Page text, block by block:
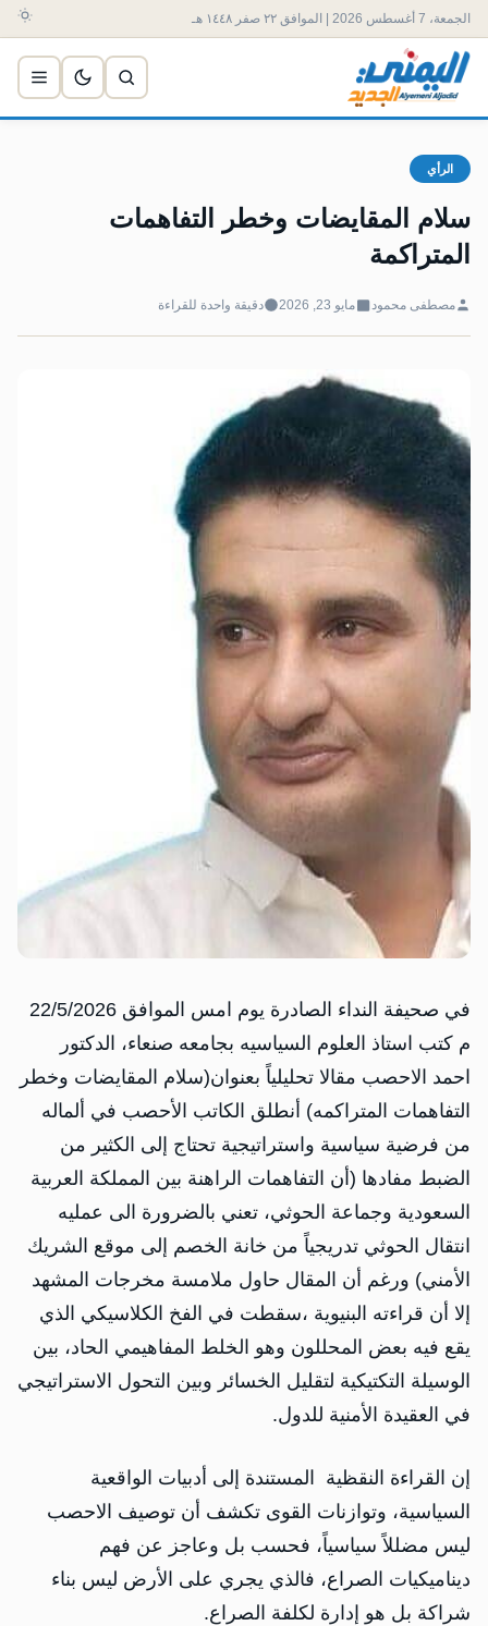
الجمعة، 7 أغسطس 2026 | الموافق ٢٢ صفر ١٤٤٨ هـ
الرأي
سلام المقايضات وخطر التفاهمات
المتراكمة
مصطفى محمود مايو 23, 2026 دقيقة واحدة للقراءة
في صحيفة النداء الصادرة يوم امس الموافق 22/5/2026
م كتب استاذ العلوم السياسيه بجامعه صنعاء، الدكتور
احمد الاحصب مقالا تحليلياً بعنوان(سلام المقايضات وخطر
التفاهمات المتراكمه) أنطلق الكاتب الأحصب في ألماله
من فرضية سياسية واستراتيجية تحتاج إلى الكثير من
الضبط مفادها (أن التفاهمات الراهنة بين المملكة العربية
السعودية وجماعة الحوثي، تعني بالضرورة الى عمليه
انتقال الحوثي تدريجياً من خانة الخصم إلى موقع الشريك
الأمني) ورغم أن المقال حاول ملامسة مخرجات المشهد
إلا أن قراءته البنيوية ،سقطت في الفخ الكلاسيكي الذي
يقع فيه بعض المحللون وهو الخلط المفاهيمي الحاد، بين
الوسيلة التكتيكية لتقليل الخسائر وبين التحول الاستراتيجي
في العقيدة الأمنية للدول.
إن القراءة النقظية المستندة إلى أدبيات الواقعية
السياسية، وتوازنات القوى تكشف أن توصيف الاحصب
ليس مضللاً سياسياً، فحسب بل وعاجز عن فهم
ديناميكيات الصراع، فالذي يجري على الأرض ليس بناء
شراكة بل هو إدارة لكلفة الصراع.